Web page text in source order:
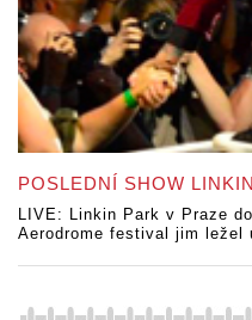
POSLEDNÍ SHOW
LIVE: Linkin Park v Praze
Aerodrome festival jim ležel